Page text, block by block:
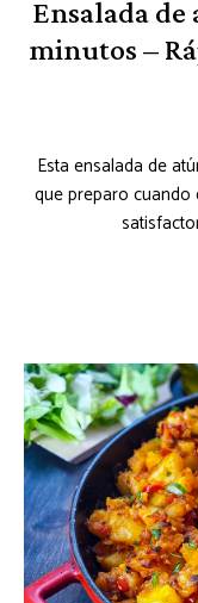
Ensalada de
minutos –
Esta ensalada de
que preparo